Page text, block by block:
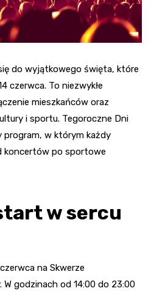
do wyjątkowego święta, które
czerwca. To niezwykłe
mieszkańców oraz
i sportu. Tegoroczne Dni
w którym każdy
koncertów po sportowe
w sercu
na Skwerze
godzinach od 14:00 do 23:00